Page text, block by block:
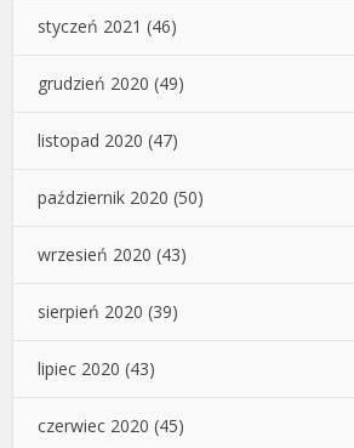
styczeń 2021 (46)
grudzień 2020 (49)
listopad 2020 (47)
październik 2020 (50)
wrzesień 2020 (43)
sierpień 2020 (39)
lipiec 2020 (43)
czerwiec 2020 (45)